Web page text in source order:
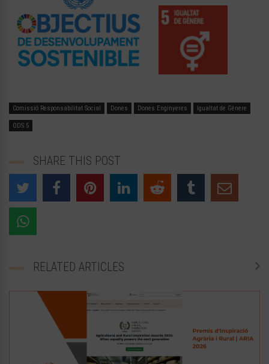
Comissió Responsabilitat Social Dones Dones Enginyeres Igualtat de Gènere
ODS 5
SHARE THIS POST
RELATED ARTICLES